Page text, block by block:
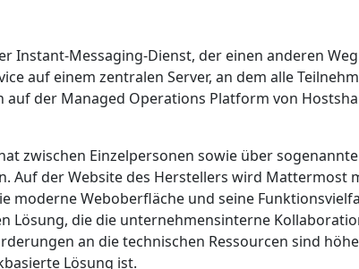
Instant-Messaging-Dienst, der einen anderen Weg
auf einem zentralen Server, an dem alle
auf der Managed Operations Platform von
zwischen Einzelpersonen sowie über sogenannte
Auf der Website des Herstellers wird Mattermost
moderne Weboberfläche und seine
Lösung, die die unternehmensinterne
an die technischen Ressourcen sind
Lösung ist.